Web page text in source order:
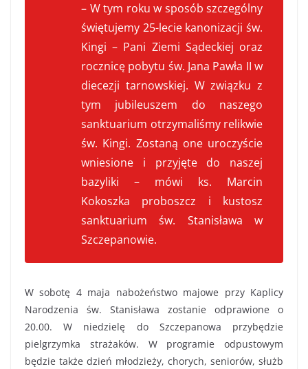
– W tym roku w sposób szczególny
świętujemy 25-lecie kanonizacji św.
Kingi – Pani Ziemi Sądeckiej oraz
rocznicę pobytu św. Jana Pawła II w
diecezji tarnowskiej. W związku z
tym jubileuszem do naszego
sanktuarium otrzymaliśmy relikwie
św. Kingi. Zostaną one uroczyście
wniesione i przyjęte do naszej
bazyliki – mówi ks. Marcin
Kokoszka proboszcz i kustosz
sanktuarium św. Stanisława w
Szczepanowie.
W sobotę 4 maja nabożeństwo majowe przy Kaplicy
Narodzenia św. Stanisława zostanie odprawione o
20.00. W niedzielę do Szczepanowa przybędzie
pielgrzymka strażaków. W programie odpustowym
będzie także dzień młodzieży, chorych, seniorów, służb